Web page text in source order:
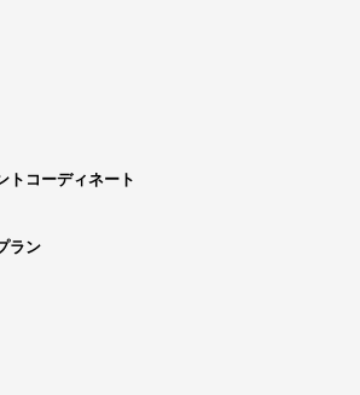
トコーディネート
ラン